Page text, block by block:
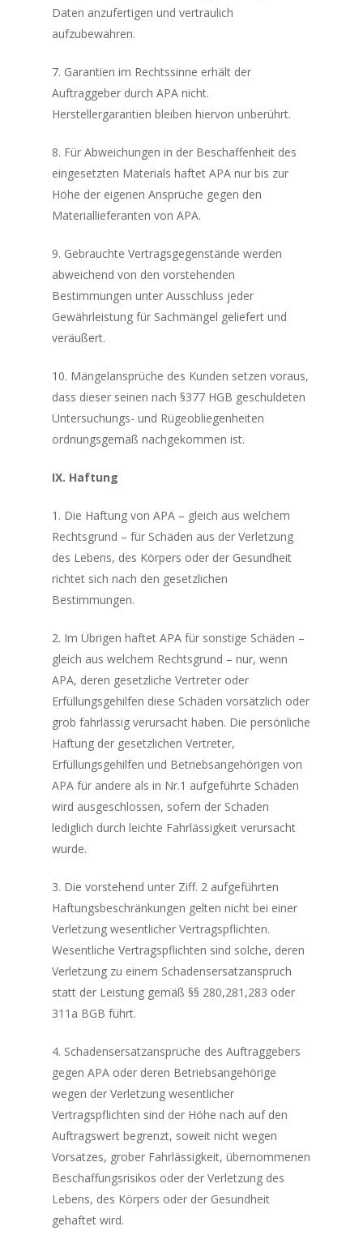
Daten anzufertigen und vertraulich
aufzubewahren.
7. Garantien im Rechtssinne erhält der
Auftraggeber durch APA nicht.
Herstellergarantien bleiben hiervon unberührt.
8. Für Abweichungen in der Beschaffenheit des
eingesetzten Materials haftet APA nur bis zur
Höhe der eigenen Ansprüche gegen den
Materiallieferanten von APA.
9. Gebrauchte Vertragsgegenstände werden
abweichend von den vorstehenden
Bestimmungen unter Ausschluss jeder
Gewährleistung für Sachmängel geliefert und
veräußert.
10. Mängelansprüche des Kunden setzen voraus,
dass dieser seinen nach §377 HGB geschuldeten
Untersuchungs- und Rügeobliegenheiten
ordnungsgemäß nachgekommen ist.
IX. Haftung
1. Die Haftung von APA – gleich aus welchem
Rechtsgrund – für Schäden aus der Verletzung
des Lebens, des Körpers oder der Gesundheit
richtet sich nach den gesetzlichen
Bestimmungen.
2. Im Übrigen haftet APA für sonstige Schäden –
gleich aus welchem Rechtsgrund – nur, wenn
APA, deren gesetzliche Vertreter oder
Erfüllungsgehilfen diese Schäden vorsätzlich oder
grob fahrlässig verursacht haben. Die persönliche
Haftung der gesetzlichen Vertreter,
Erfüllungsgehilfen und Betriebsangehörigen von
APA für andere als in Nr.1 aufgeführte Schäden
wird ausgeschlossen, sofern der Schaden
lediglich durch leichte Fahrlässigkeit verursacht
wurde.
3. Die vorstehend unter Ziff. 2 aufgeführten
Haftungsbeschränkungen gelten nicht bei einer
Verletzung wesentlicher Vertragspflichten.
Wesentliche Vertragspflichten sind solche, deren
Verletzung zu einem Schadensersatzanspruch
statt der Leistung gemäß §§ 280,281,283 oder
311a BGB führt.
4. Schadensersatzansprüche des Auftraggebers
gegen APA oder deren Betriebsangehörige
wegen der Verletzung wesentlicher
Vertragspflichten sind der Höhe nach auf den
Auftragswert begrenzt, soweit nicht wegen
Vorsatzes, grober Fahrlässigkeit, übernommenen
Beschaffungsrisikos oder der Verletzung des
Lebens, des Körpers oder der Gesundheit
gehaftet wird.